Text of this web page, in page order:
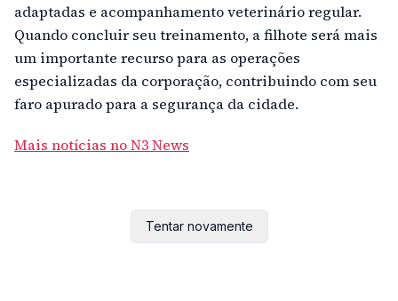
adaptadas e acompanhamento veterinário regular.
Quando concluir seu treinamento, a filhote será mais
um importante recurso para as operações
especializadas da corporação, contribuindo com seu
faro apurado para a segurança da cidade.
Mais notícias no N3 News
Tentar novamente